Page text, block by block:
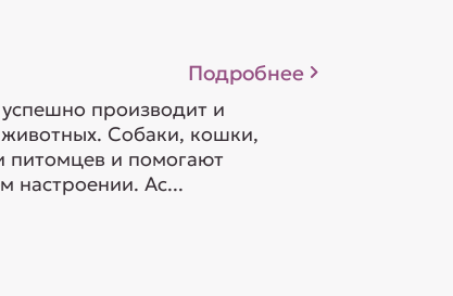
Подробнее
производит и
Собаки, кошки,
питомцев и помогают
настроении. Ас...